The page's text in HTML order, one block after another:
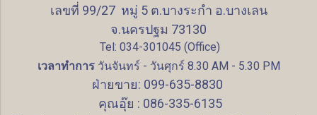
เลขที่ 99/27 หมู่ 5 ต.บางระกำ อ.บางเลน
จ.นครปฐม 73130
Tel: 034-301045 (Office)
เวลาทำการวันจันทร์ - วันศุกร์ 8.30 AM - 5.30 PM
ฝ่ายขาย: 099-635-8830
คุณอุ๊ย : 086-335-6135